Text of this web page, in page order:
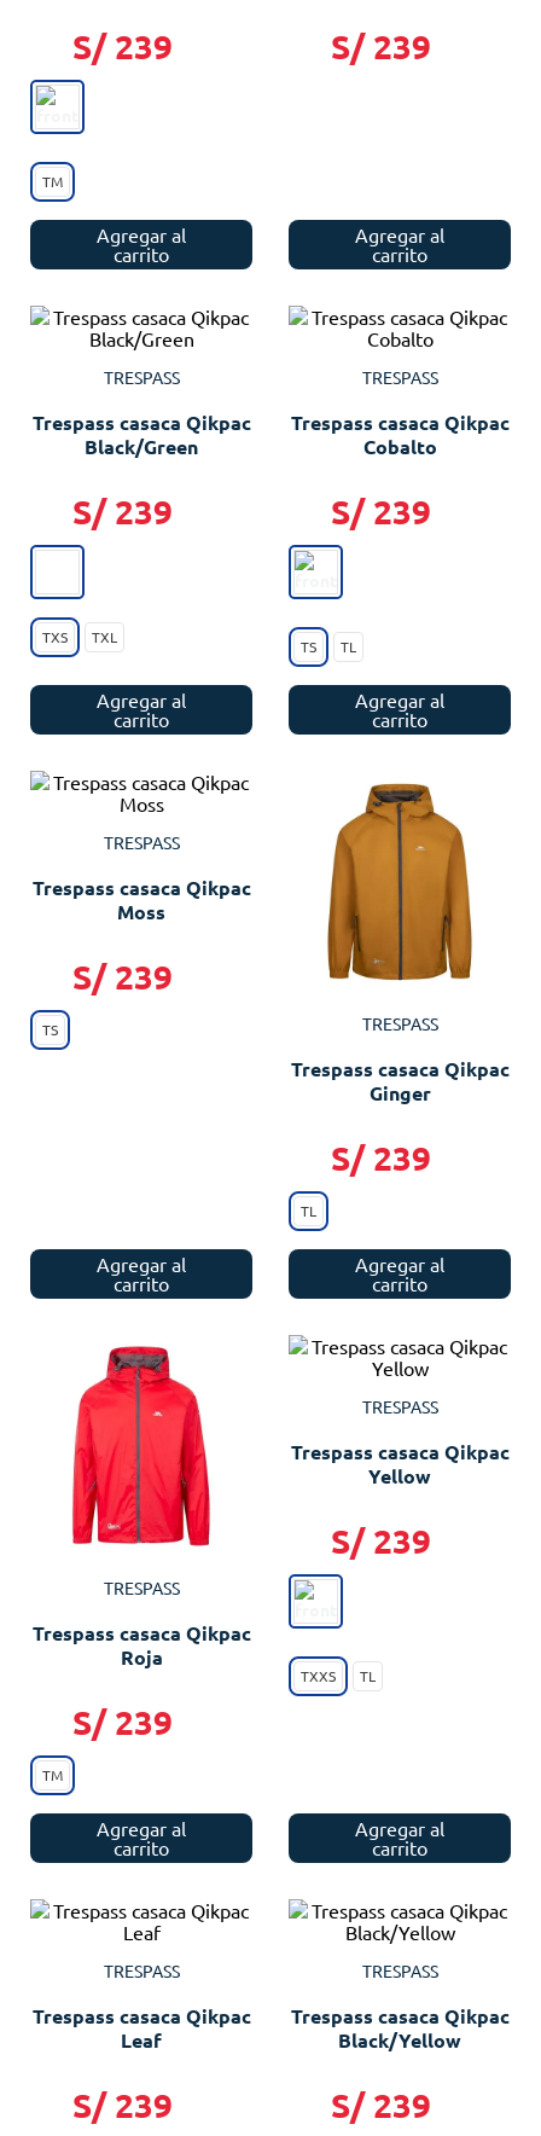
S/ 239
TM
Agregar al
carrito
S/ 239
Agregar al
carrito
TRESPASS
Trespass casaca Qikpac
Black/Green
S/ 239
TXS TXL
Agregar al
carrito
TRESPASS
Trespass casaca Qikpac
Cobalto
S/ 239
TS TL
Agregar al
carrito
TRESPASS
Trespass casaca Qikpac
Moss
S/ 239
TS
Agregar al
carrito
TRESPASS
Trespass casaca Qikpac
Ginger
S/ 239
TL
Agregar al
carrito
TRESPASS
Trespass casaca Qikpac
Roja
S/ 239
TM
Agregar al
carrito
TRESPASS
Trespass casaca Qikpac
Yellow
S/ 239
TXXS TL
Agregar al
carrito
TRESPASS
Trespass casaca Qikpac
Leaf
S/ 239
TRESPASS
Trespass casaca Qikpac
Black/Yellow
S/ 239